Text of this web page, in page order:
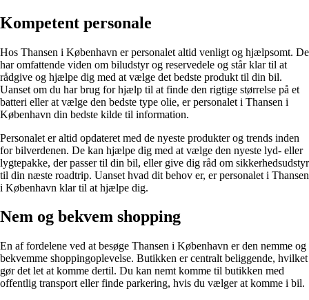
Kompetent personale
Hos Thansen i København er personalet altid venligt og hjælpsomt. De
har omfattende viden om biludstyr og reservedele og står klar til at
rådgive og hjælpe dig med at vælge det bedste produkt til din bil.
Uanset om du har brug for hjælp til at finde den rigtige størrelse på et
batteri eller at vælge den bedste type olie, er personalet i Thansen i
København din bedste kilde til information.
Personalet er altid opdateret med de nyeste produkter og trends inden
for bilverdenen. De kan hjælpe dig med at vælge den nyeste lyd- eller
lygtepakke, der passer til din bil, eller give dig råd om sikkerhedsudstyr
til din næste roadtrip. Uanset hvad dit behov er, er personalet i Thansen
i København klar til at hjælpe dig.
Nem og bekvem shopping
En af fordelene ved at besøge Thansen i København er den nemme og
bekvemme shoppingoplevelse. Butikken er centralt beliggende, hvilket
gør det let at komme dertil. Du kan nemt komme til butikken med
offentlig transport eller finde parkering, hvis du vælger at komme i bil.